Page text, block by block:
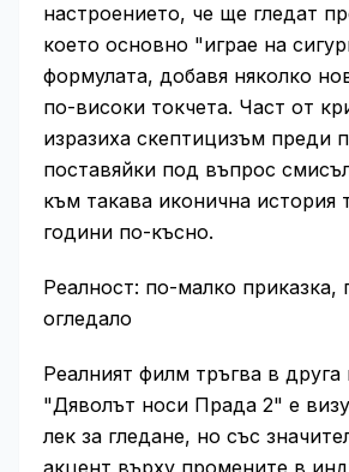
настроението, че ще гледат
което основно "играе на
формулата, добавя няколко
по-високи токчета. Част от
изразиха скептицизъм преди
поставяйки под въпрос
към такава иконична история
години по-късно.
Реалност: по-малко приказка,
огледало
Реалният филм тръгва в друга
"Дяволът носи Прада 2" е
лек за гледане, но със
акцент върху промените в